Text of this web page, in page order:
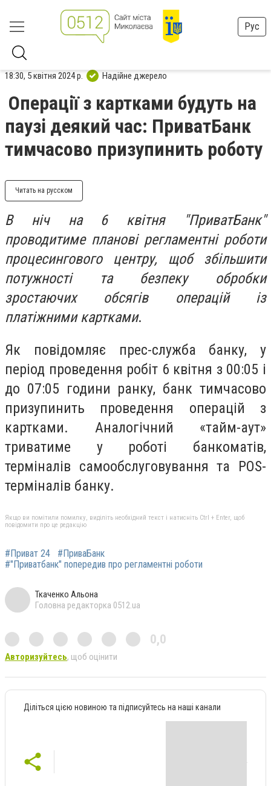
Рус
18:30, 5 квітня 2024 р. Надійне джерело
Операції з картками будуть на
паузі деякий час: ПриватБанк
тимчасово призупинить роботу
Читать на русском
В ніч на 6 квітня "ПриватБанк"
проводитиме планові регламентні роботи
процесингового центру, щоб збільшити
потужності та безпеку обробки
зростаючих обсягів операцій із
платіжними картками.
Як повідомляє прес-служба банку, у
період проведення робіт 6 квітня з 00:05 і
до 07:05 години ранку, банк тимчасово
призупинить проведення операцій з
картками. Аналогічний «тайм-аут»
триватиме у роботі банкоматів,
терміналів самообслуговування та POS-
терміналів банку.
Якщо ви помітили помилку, виділіть необхідний текст і натисніть Ctrl + Enter, щоб
повідомити про це редакцію
#Приват 24
#ПриваБанк
#"Приватбанк" попередив про регламентні роботи
Ткаченко Альона
Головна редакторка 0512.ua
0,0
Авторизуйтесь, щоб оцінити
Діліться цією новиною та підписуйтесь на наші канали